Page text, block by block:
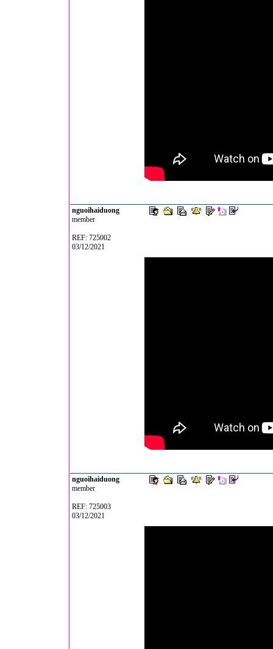
nguoihaiduong
member
REF: 725002
03/12/2021
nguoihaiduong
member
REF: 725003
03/12/2021